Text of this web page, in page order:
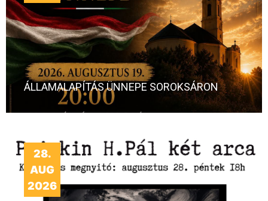
ÁLLAMALAPÍTÁS ÜNNEPE SOROKSÁRON
28.
AUG
2026